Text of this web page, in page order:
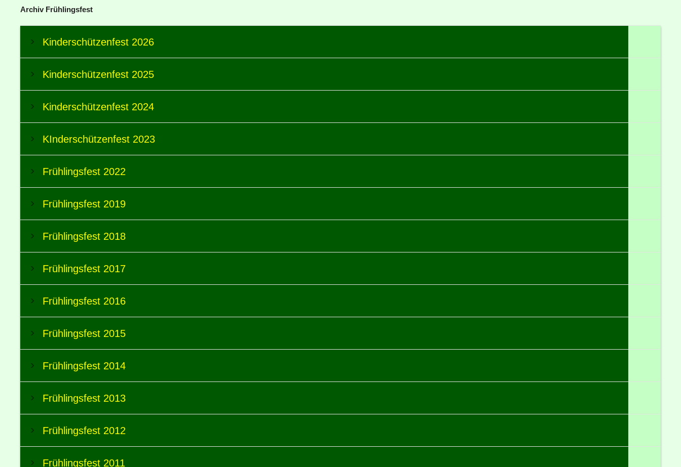
Archiv Frühlingsfest
Kinderschützenfest 2026
Kinderschützenfest 2025
Kinderschützenfest 2024
KInderschützenfest 2023
Frühlingsfest 2022
Frühlingsfest 2019
Frühlingsfest 2018
Frühlingsfest 2017
Frühlingsfest 2016
Frühlingsfest 2015
Frühlingsfest 2014
Frühlingsfest 2013
Frühlingsfest 2012
Frühlingsfest 2011